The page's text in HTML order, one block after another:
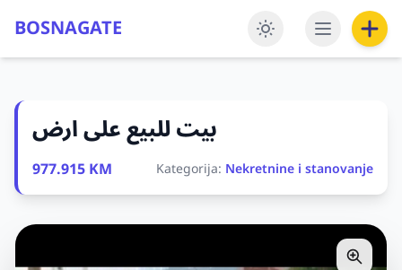
BOSNAGATE
بيت للبيع على ارض
977.915 KM Kategorija: Nekretnine i stanovanje